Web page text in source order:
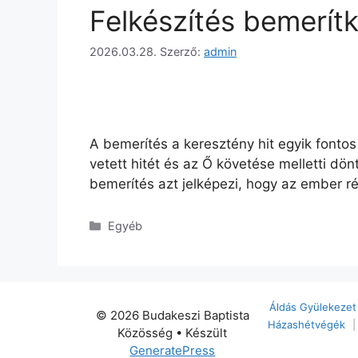
Felkészítés
2026.03.28. Szerző: admin
A bemerítés a keresztény hit egyik
vetett hitét és az Ő követése melletti
bemerítés azt jelképezi, hogy az ember
Kategória
Egyéb
Áldás Gyülekezet
Házashétvégék
© 2026 Budakeszi Baptista
Közösség • Készült
GeneratePress